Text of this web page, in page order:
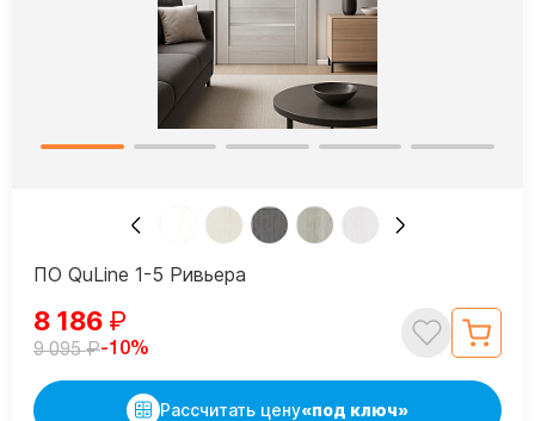
ПО QuLine 1-5 Ривьера
8 186 ₽
9 095₽-10%
Рассчитать цену«под ключ»